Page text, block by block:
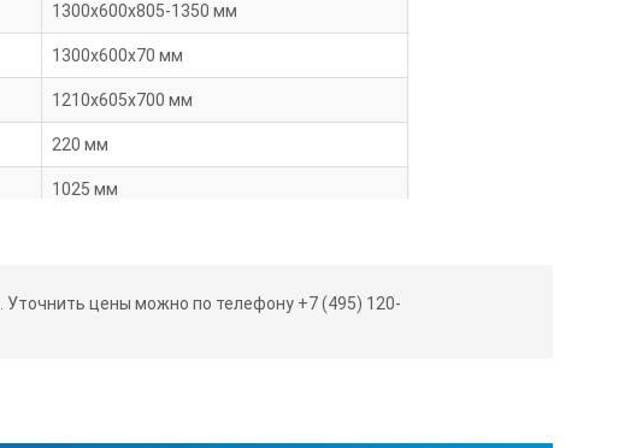
1300х600х805-1350 мм
1300х600х70 мм
1210х605х700 мм
220 мм
1025 мм
Уточнить цены можно по телефону +7 (495) 120-